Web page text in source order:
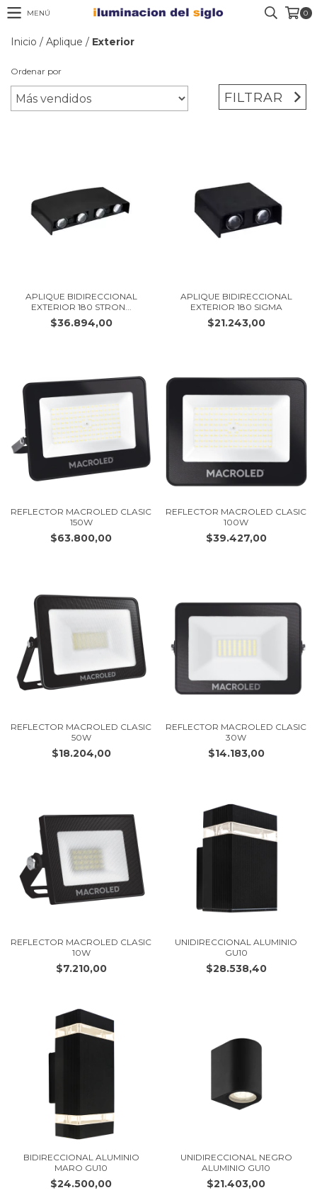
MENÚ 0
Inicio / Aplique / Exterior
Ordenar por
FILTRAR
APLIQUE BIDIRECCIONAL
EXTERIOR 180 STRON...
$36.894,00
APLIQUE BIDIRECCIONAL
EXTERIOR 180 SIGMA
$21.243,00
REFLECTOR MACROLED CLASIC
150W
$63.800,00
REFLECTOR MACROLED CLASIC
100W
$39.427,00
REFLECTOR MACROLED CLASIC
50W
$18.204,00
REFLECTOR MACROLED CLASIC
30W
$14.183,00
REFLECTOR MACROLED CLASIC
10W
$7.210,00
UNIDIRECCIONAL ALUMINIO
GU10
$28.538,40
BIDIRECCIONAL ALUMINIO
MARO GU10
$24.500,00
UNIDIRECCIONAL NEGRO
ALUMINIO GU10
$21.403,00